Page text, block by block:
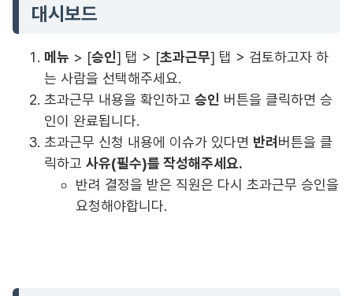
대시보드
메뉴 > [승인] 탭 > [초과근무] 탭 > 검토하고자 하
는 사람을 선택해주세요.
초과근무 내용을 확인하고 승인 버튼을 클릭하면 승
인이 완료됩니다.
초과근무 신청 내용에 이슈가 있다면 반려 버튼을 클
릭하고 사유(필수)를 작성해주세요.
반려 결정을 받은 직원은 다시 초과근무 승인을
요청해야합니다.